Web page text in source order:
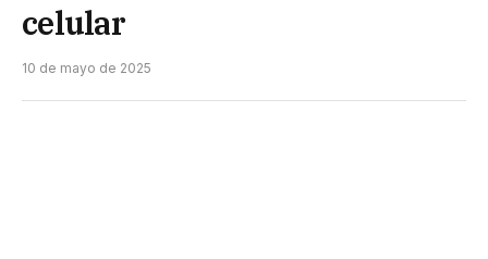
celular
10 de mayo de 2025